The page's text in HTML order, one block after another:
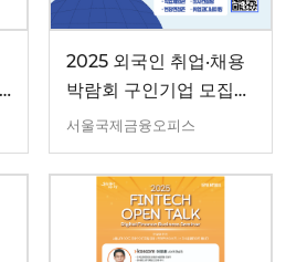
2025 외국인 취업·채용
박람회 구인기업 모집
안내
서울국제금융오피스